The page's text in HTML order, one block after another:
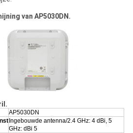
van AP5030DN.
AP5030DN
Ingebouwde antenna/2.4 GHz: 4 dBi, 5
GHz: dBi 5